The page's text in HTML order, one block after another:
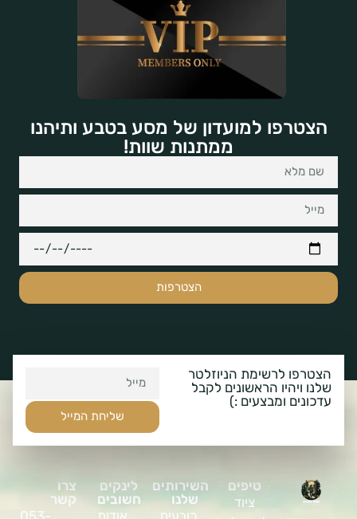
הצטרפו למועדון של מסע בטבע ותיהנו
ממתנות שוות!
הצטרפות
הצטרפו לרשימת הניוזלטר
שלנו ויהיו הראשונים לקבל
עדכונים ומבצעים :)
שליחת המייל
טיפים
השירותים
שלנו
כובעים
לינקים
חשובים
אודות
צרו
קשר
053-